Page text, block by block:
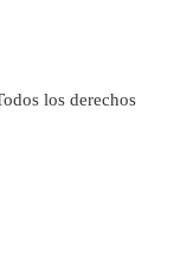
los derechos